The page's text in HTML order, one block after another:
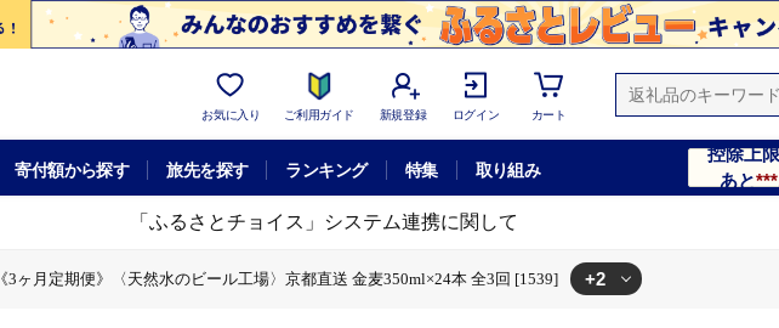
お気に入り ご利用ガイド 新規登録 ログイン カート
寄付額から探す 旅先を探す ランキング 特集 取り組み
控除上
あと
「ふるさとチョイス」システム連携に関して
《3ヶ月定期便》〈天然水のビール工場〉京都直送 金麦350ml×24本 全3回 [1539] +2